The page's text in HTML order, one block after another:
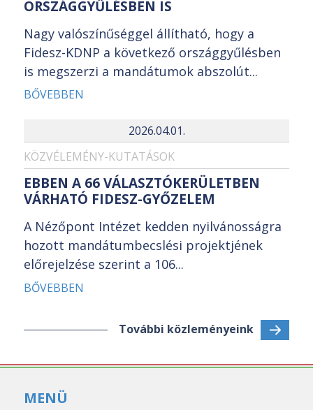
ORSZÁGGYŰLÉSBEN IS
Nagy valószínűséggel állítható, hogy a
Fidesz-KDNP a következő országgyűlésben
is megszerzi a mandátumok abszolút...
BŐVEBBEN
2026.04.01.
KÖZVÉLEMÉNY-KUTATÁSOK
EBBEN A 66 VÁLASZTÓKERÜLETBEN
VÁRHATÓ FIDESZ-GYŐZELEM
A Nézőpont Intézet kedden nyilvánosságra
hozott mandátumbecslési projektjének
előrejelzése szerint a 106...
BŐVEBBEN
További közleményeink
MENÜ